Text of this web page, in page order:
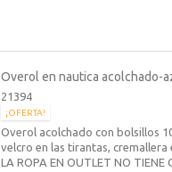
Overol en nautica acolchado-
21394
¡OFERTA!
Overol acolchado con bolsillos
velcro en las tirantas, cremallera
LA ROPA EN OUTLET NO TIENE